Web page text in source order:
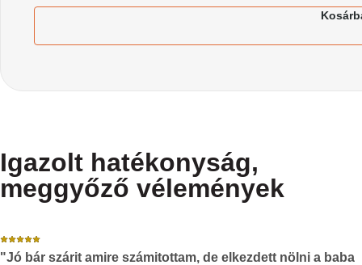
Igazolt hatékonyság,
meggyőző vélemények
"Jó bár szárit amire számitottam, de elkezdett nölni a baba